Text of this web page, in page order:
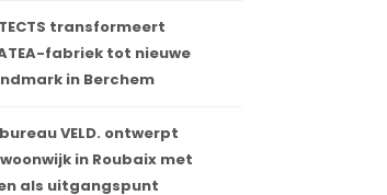
transformeert
fabriek tot nieuwe
in Berchem
VELD. ontwerpt
in Roubaix met
als uitgangspunt